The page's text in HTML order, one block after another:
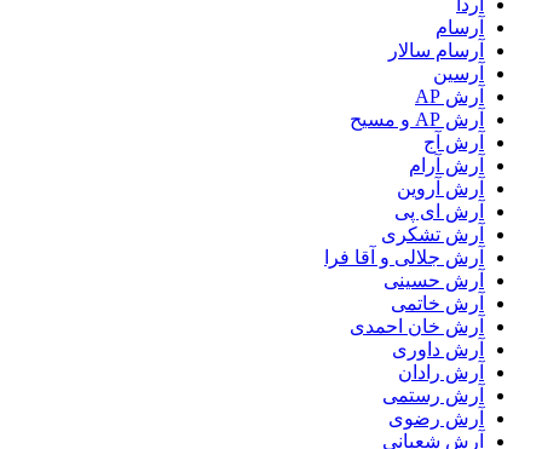
آردا
آرسام
آرسام سالار
آرسین
آرش AP
آرش AP و مسیح
آرش آج
آرش آرام
آرش آروین
آرش ای پی
آرش تشکری
آرش جلالی و آقا فرا
آرش حسینی
آرش خاتمی
آرش خان احمدی
آرش داوری
آرش رادان
آرش رستمى
آرش رضوی
آرش شعبانی